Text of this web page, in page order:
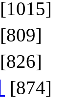
[1015]
[809]
[826]
[874]